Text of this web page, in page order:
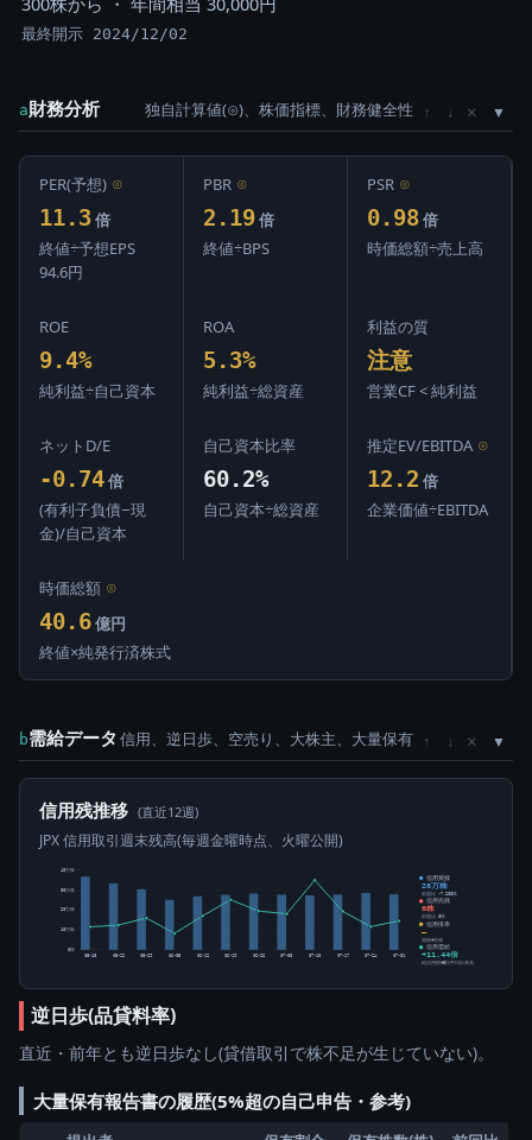
最終開示 2024/12/02
a財務分析 独自計算値(⊙)、株価指標、財務健全性 ↑ ↓ ×
PER(予想) ⊙
11.3 倍
終値÷予想EPS
94.6円
PBR ⊙
2.19 倍
終値÷BPS
PSR ⊙
0.98 倍
時価総額÷売上高
ROE
9.4%
純利益÷自己資本
ROA
5.3%
純利益÷総資産
利益の質
注意
営業CF < 純利益
ネットD/E
-0.74 倍
(有利子負債−現
金)/自己資本
自己資本比率
60.2%
自己資本÷総資産
推定EV/EBITDA ⊙
12.2 倍
企業価値÷EBITDA
時価総額 ⊙
40.6 億円
終値×純発行済株式
b需給データ 信用、逆日歩、空売り、大株主、大量保有 ↑ ↓ ×
信用残推移 (直近12週)
JPX 信用取引週末残高(毎週金曜時点、火曜公開)
0株
10万株
20万株
30万株
40万株
05-15 05-22 05-29 06-05 06-12 06-19 06-26 07-03 07-10 07-17 07-24 07-31
信用買残
28万株
前週比 -7,200株
信用売残
0株
前週比 0株
信用倍率
―
買残÷売残
信用需給
+11.44倍
純信用残÷5日平均出来高
逆日歩(品貸料率)
直近・前年とも逆日歩なし(貸借取引で株不足が生じていない)。
大量保有報告書の履歴(5%超の自己申告・参考)